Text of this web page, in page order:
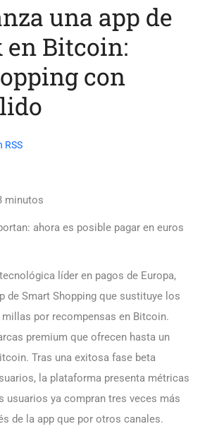
una app de
en Bitcoin:
con
RSS
minutos
ahora es posible pagar en euros
líder en pagos de Europa,
de Smart Shopping que sustituye los
por recompensas en Bitcoin.
premium que ofrecen hasta un
Tras una exitosa fase beta
la plataforma presenta métricas
usuarios ya compran tres veces más
de la app que por otros canales.